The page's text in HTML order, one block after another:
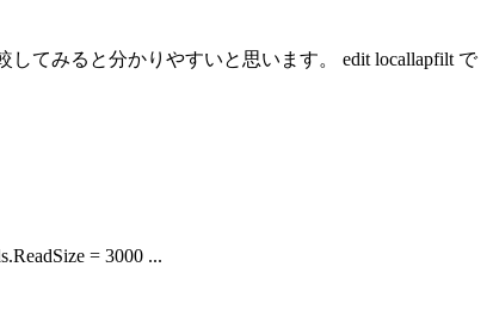
てみると分かりやすいと思います。 edit locallapfilt で
= 3000 ...